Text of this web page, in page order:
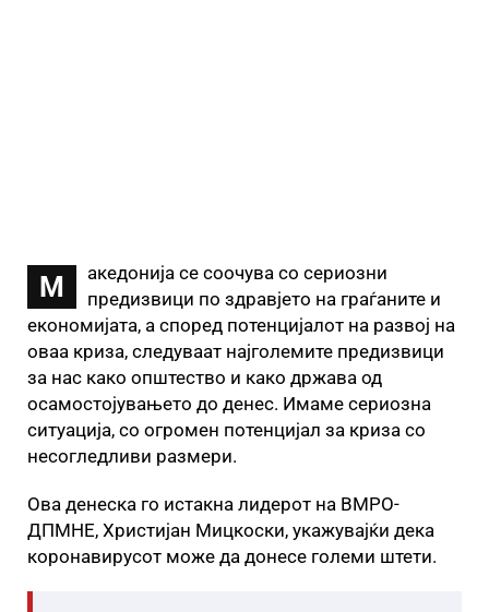
М
акедонија се соочува со сериозни
предизвици по здравјето на граѓаните и
економијата, а според потенцијалот на развој на
оваа криза, следуваат најголемите предизвици
за нас како општество и како држава од
осамостојувањето до денес. Имаме сериозна
ситуација, со огромен потенцијал за криза со
несогледливи размери.
Ова денеска го истакна лидерот на ВМРО-
ДПМНЕ, Христијан Мицкоски, укажувајќи дека
коронавирусот може да донесе големи штети.